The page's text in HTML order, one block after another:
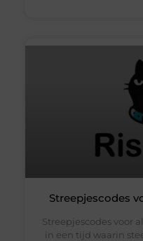
Streepjescodes
Streepjescodes voor
in een tijd waarin